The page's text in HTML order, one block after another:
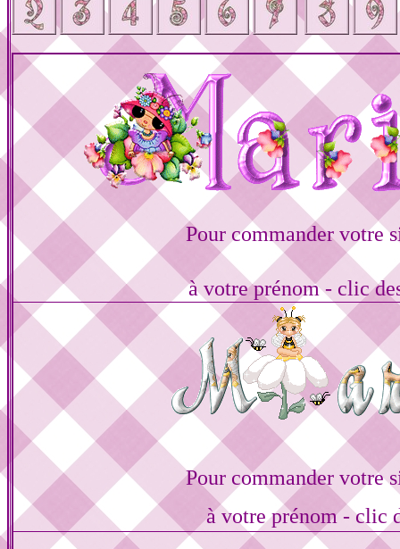
Pour commander votre
à votre prénom - clic
Pour commander votre
à votre prénom - clic